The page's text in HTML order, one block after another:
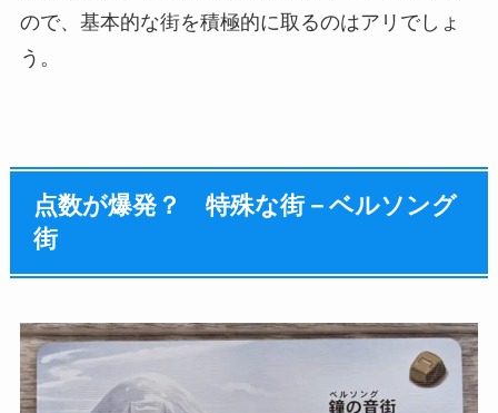
ので、基本的な街を積極的に取るのはアリでしょ
う。
点数が爆発？ 特殊な街－ベルソング
街